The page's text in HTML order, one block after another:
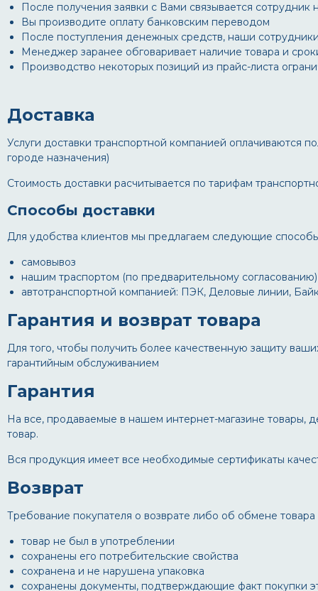
После получения заявки с Вами связывается сотрудник
Вы производите оплату банковским переводом
После поступления денежных средств, наши
Менеджер заранее обговаривает наличие товара и
Производство некоторых позиций из прайс-листа
Доставка
Услуги доставки транспортной компанией оплачиваются
городе назначения)
Стоимость доставки расчитывается по тарифам
Способы доставки
Для удобства клиентов мы предлагаем следующие способы
самовывоз
нашим траспортом (по предварительному согласованию)
автотранспортной компанией: ПЭК, Деловые линии,
Гарантия и возврат товара
Для того, чтобы получить более качественную защиту
гарантийным обслуживанием
Гарантия
На все, продаваемые в нашем интернет-магазине товары,
товар.
Вся продукция имеет все необходимые сертификаты
Возврат
Требование покупателя о возврате либо об обмене
товар не был в употреблении
сохранены его потребительские свойства
сохранена и не нарушена упаковка
сохранены документы, подтверждающие факт покупки